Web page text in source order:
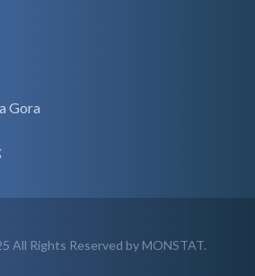
Gora
All Rights Reserved by MONSTAT.